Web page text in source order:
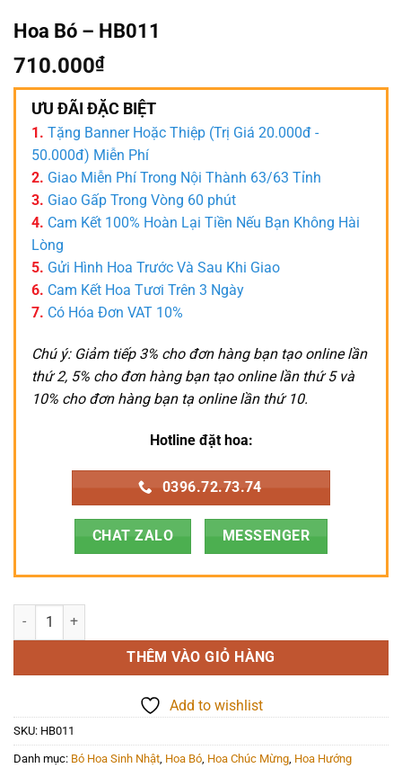
Hoa Bó – HB011
710.000₫
ƯU ĐÃI ĐẶC BIỆT
1. Tặng Banner Hoặc Thiệp (Trị Giá 20.000đ -
50.000đ) Miễn Phí
2. Giao Miễn Phí Trong Nội Thành 63/63 Tỉnh
3. Giao Gấp Trong Vòng 60 phút
4. Cam Kết 100% Hoàn Lại Tiền Nếu Bạn Không Hài
Lòng
5. Gửi Hình Hoa Trước Và Sau Khi Giao
6. Cam Kết Hoa Tươi Trên 3 Ngày
7. Có Hóa Đơn VAT 10%
Chú ý: Giảm tiếp 3% cho đơn hàng bạn tạo online lần
thứ 2, 5% cho đơn hàng bạn tạo online lần thứ 5 và
10% cho đơn hàng bạn tạ online lần thứ 10.
Hotline đặt hoa:
0396.72.73.74
CHAT ZALO MESSENGER
Hoa Bó - HB011 số lượng
THÊM VÀO GIỎ HÀNG
Add to wishlist
SKU: HB011
Danh mục: Bó Hoa Sinh Nhật Hoa Bó Hoa Chúc Mừng Hoa Hướng